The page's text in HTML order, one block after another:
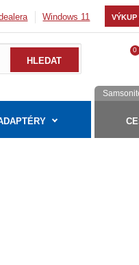
Windows 11 VÝKUP
0